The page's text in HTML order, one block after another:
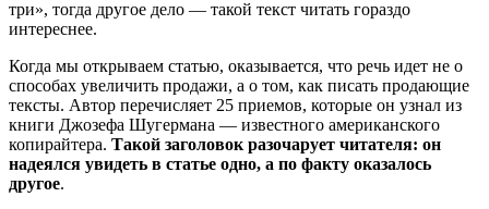
три», тогда другое дело — такой текст читать гораздо
интереснее.
Когда мы открываем статью, оказывается, что речь идет не о
способах увеличить продажи, а о том, как писать продающие
тексты. Автор перечисляет 25 приемов, которые он узнал из
книги Джозефа Шугермана — известного американского
копирайтера. Такой заголовок разочарует читателя: он
надеялся увидеть в статье одно, а по факту оказалось
другое.